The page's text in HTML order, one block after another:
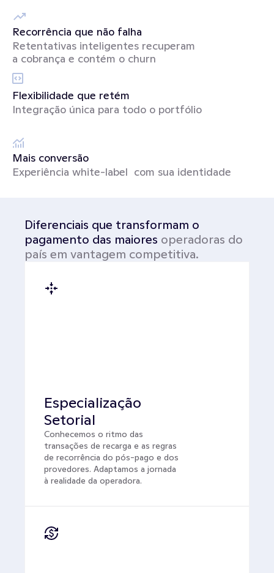
Recorrência que não falha
Retentativas inteligentes recuperam
a cobrança e contém o churn
Flexibilidade que retém
Integração única para todo o portfólio
Mais conversão
Experiência white-label  com sua identidade
Diferenciais que transformam o
pagamento das maiores operadoras do
país em vantagem competitiva.
Especialização
Setorial
Conhecemos o ritmo das
transações de recarga e as regras
de recorrência do pós-pago e dos
provedores. Adaptamos a jornada
à realidade da operadora.